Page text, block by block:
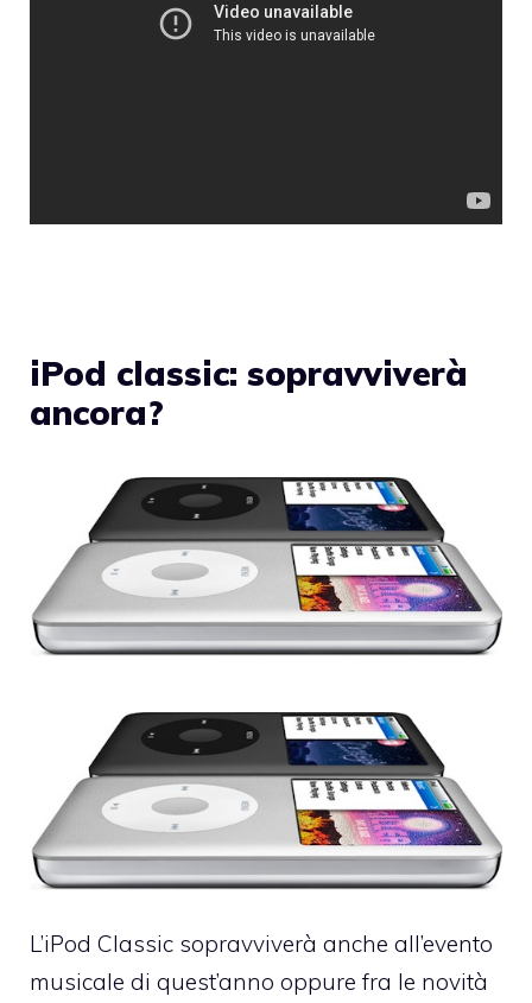
iPod classic: sopravviverà
ancora?
L’iPod Classic sopravviverà anche all’evento
musicale di quest’anno oppure fra le novità